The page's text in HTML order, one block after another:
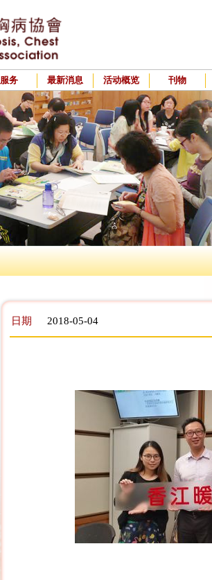
服务 最新消息 活动概览 刊物
日期 2018-05-04